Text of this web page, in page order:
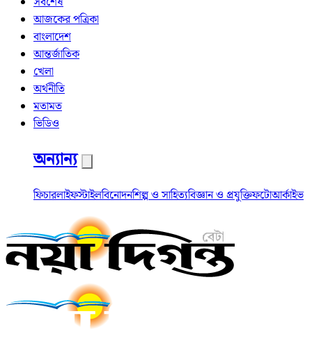
আজকের পত্রিকা
বাংলাদেশ
আন্তর্জাতিক
খেলা
অর্থনীতি
মতামত
ভিডিও
অন্যান্য
ফিচারলাইফস্টাইলবিনোদনশিল্প ও সাহিত্যবিজ্ঞান ও প্রযুক্তিফটোআর্কাইভ